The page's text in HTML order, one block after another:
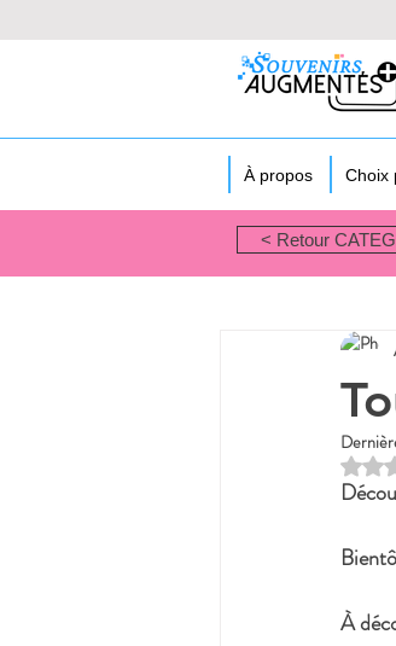
À propos Choix
< Retour
À